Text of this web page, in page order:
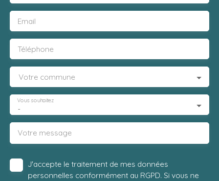
Email
Téléphone
Votre commune
-
Vous souhaitez
Votre message
J'accepte le traitement de mes données
personnelles conformément au RGPD. Si vous ne